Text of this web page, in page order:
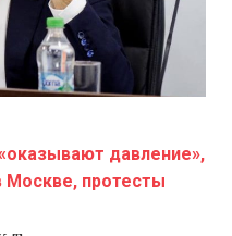
давление»,
Москве, протесты